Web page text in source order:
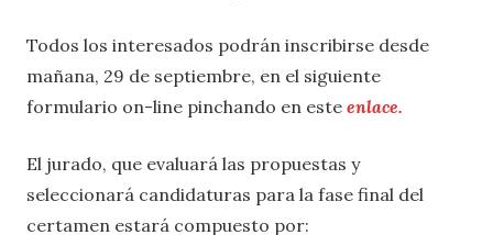
Todos los interesados podrán inscribirse desde
mañana, 29 de septiembre, en el siguiente
formulario on-line pinchando en este enlace.
El jurado, que evaluará las propuestas y
seleccionará candidaturas para la fase final del
certamen estará compuesto por: